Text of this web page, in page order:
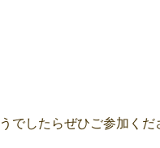
でしたらぜひご参加くだ